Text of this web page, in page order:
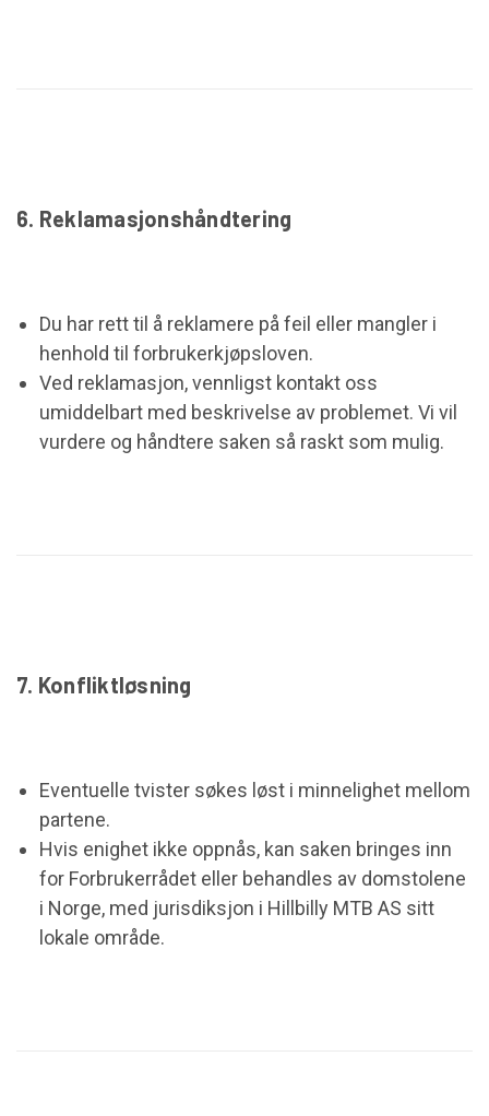
6. Reklamasjonshåndtering
Du har rett til å reklamere på feil eller mangler i
henhold til forbrukerkjøpsloven.
Ved reklamasjon, vennligst kontakt oss
umiddelbart med beskrivelse av problemet. Vi vil
vurdere og håndtere saken så raskt som mulig.
7. Konfliktløsning
Eventuelle tvister søkes løst i minnelighet mellom
partene.
Hvis enighet ikke oppnås, kan saken bringes inn
for Forbrukerrådet eller behandles av domstolene
i Norge, med jurisdiksjon i Hillbilly MTB AS sitt
lokale område.